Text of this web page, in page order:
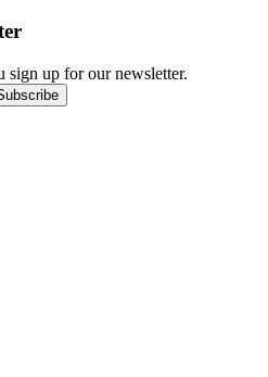
sign up for our newsletter.